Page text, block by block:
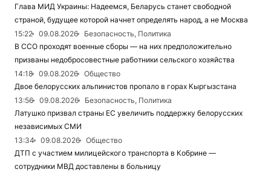
Глава МИД Украины: Надеемся, Беларусь станет свободной
страной, будущее которой начнет определять народ, а не Москва
15:22
09.08.2026
Безопасность, Политика
В ССО проходят военные сборы — на них предположительно
призваны недобросовестные работники сельского хозяйства
14:18
09.08.2026
Общество
Двое белорусских альпинистов пропало в горах Кыргызстана
13:56
09.08.2026
Безопасность, Политика
Латушко призвал страны ЕС увеличить поддержку белорусских
независимых СМИ
13:34
09.08.2026
Общество
ДТП с участием милицейского транспорта в Кобрине —
сотрудники МВД доставлены в больницу